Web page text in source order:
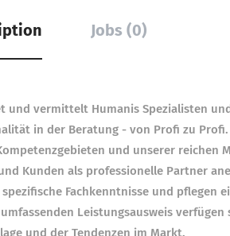
Jobs (0)
und vermittelt Humanis Spezialisten
in der Beratung - von Profi zu
und unserer reichen
Kunden als professionelle Partner
Fachkenntnisse und pflegen
Leistungsausweis
und der Tendenzen im Markt.